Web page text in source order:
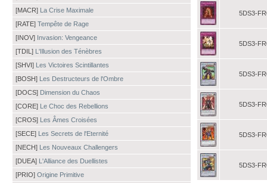
[MACR] La Crise Maximale
[RATE] Tempête de Rage
[INOV] Invasion: Vengeance
[TDIL] L'Illusion des Ténèbres
[SHVI] Les Victoires Scintillantes
[BOSH] Les Destructeurs de l'Ombre
[DOCS] Dimension du Chaos
[CORE] Le Choc des Rebellions
[CROS] Les Âmes Croisées
[SECE] Les Secrets de l'Eternité
[NECH] Les Nouveaux Challengers
[DUEA] L'Alliance des Duellistes
[PRIO] Origine Primitive
5DS3-
5DS3-
5DS3-
5DS3-
5DS3-
5DS3-